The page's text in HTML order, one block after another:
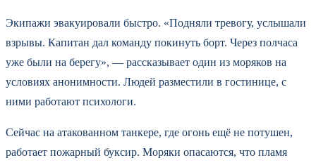
Экипажи эвакуировали быстро. «Подняли тревогу, услышали
взрывы. Капитан дал команду покинуть борт. Через полчаса
уже были на берегу», — рассказывает один из моряков на
условиях анонимности. Людей разместили в гостинице, с
ними работают психологи.
Сейчас на атакованном танкере, где огонь ещё не потушен,
работает пожарный буксир. Моряки опасаются, что пламя